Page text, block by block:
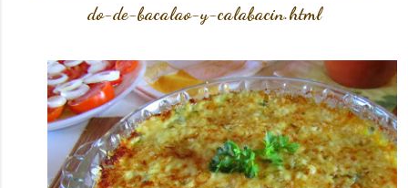
do-de-bacalao-y-calabacin.html